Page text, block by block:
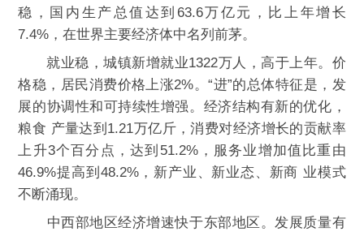
稳，国内生产总值达到63.6万亿元，比上年增长
7.4%，在世界主要经济体中名列前茅。
就业稳，城镇新增就业1322万人，高于上年。价
格稳，居民消费价格上涨2%。“进”的总体特征是，发
展的协调性和可持续性增强。经济结构有新的优化，
粮食 产量达到1.21万亿斤，消费对经济增长的贡献率
上升3个百分点，达到51.2%，服务业增加值比重由
46.9%提高到48.2%，新产业、新业态、新商 业模式
不断涌现。
中西部地区经济增速快于东部地区。发展质量有